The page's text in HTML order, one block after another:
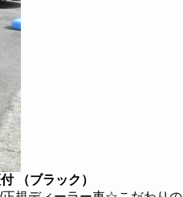
（ブラック）